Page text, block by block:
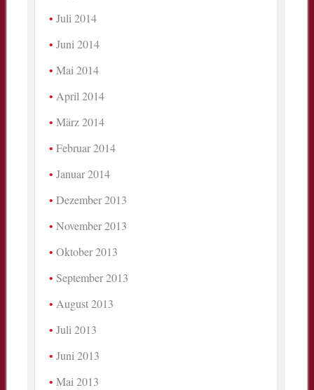
Juli 2014
Juni 2014
Mai 2014
April 2014
März 2014
Februar 2014
Januar 2014
Dezember 2013
November 2013
Oktober 2013
September 2013
August 2013
Juli 2013
Juni 2013
Mai 2013